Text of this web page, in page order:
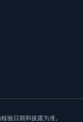
验日期和披露为准。